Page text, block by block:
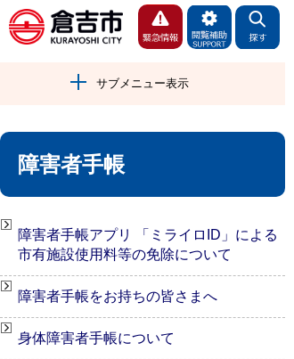
サブメニュー表示
障害者手帳
障害者手帳アプリ 「ミライロID」による
市有施設使用料等の免除について
障害者手帳をお持ちの皆さまへ
身体障害者手帳について